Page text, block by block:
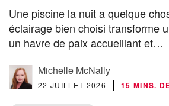
Une piscine la nuit a quelque
éclairage bien choisi transforme
un havre de paix accueillant et…
Michelle McNally
22 JUILLET 2026 15 MINS.